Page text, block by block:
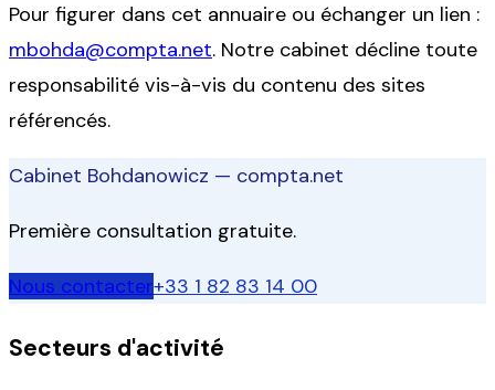
Pour figurer dans cet annuaire ou échanger un lien :
mbohda@compta.net. Notre cabinet décline toute
responsabilité vis-à-vis du contenu des sites
référencés.
Cabinet Bohdanowicz — compta.net
Première consultation gratuite.
Nous contacter+33 1 82 83 14 00
Secteurs d'activité